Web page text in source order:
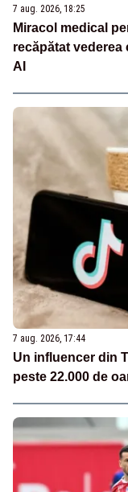
7 aug. 2026, 18:25
Miracol medical
recăpătat
AI
7 aug. 2026, 17:44
Un influencer din
peste 22.000 de